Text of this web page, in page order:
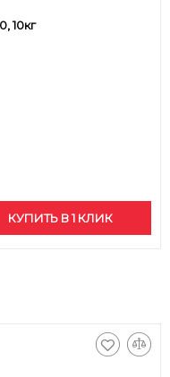
10кг
КУПИТЬ В 1 КЛИК